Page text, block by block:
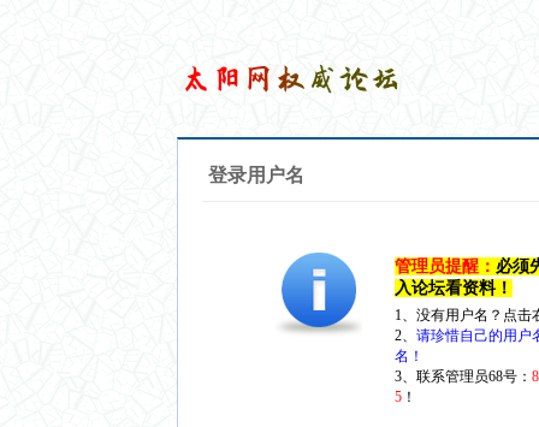
登录用户名
管理员提醒： 必须
入论坛看资料！
1、没有用户名？点
2、 请珍惜自己的用户
名！
3、联系管理员68号：
5 ！